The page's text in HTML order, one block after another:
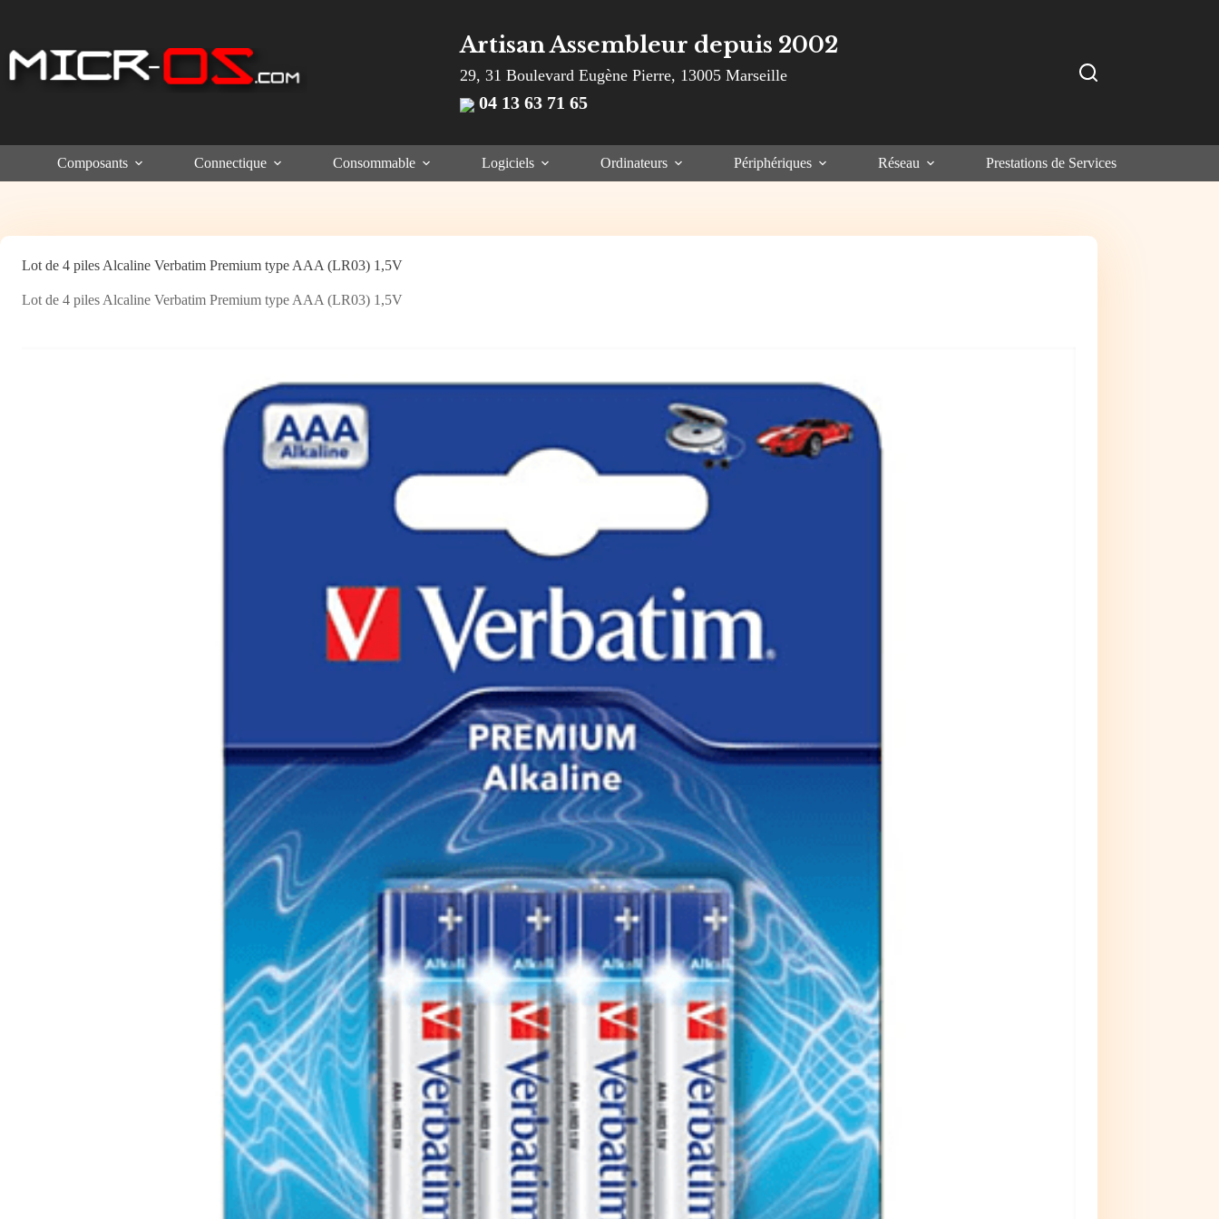
Artisan Assembleur depuis 2002
29, 31 Boulevard Eugène Pierre, 13005 Marseille
04 13 63 71 65
Composants Connectique Consommable Logiciels Ordinateurs Périphériques Réseau Prestations de Services
Lot de 4 piles Alcaline Verbatim Premium type AAA (LR03) 1,5V
Lot de 4 piles Alcaline Verbatim Premium type AAA (LR03) 1,5V